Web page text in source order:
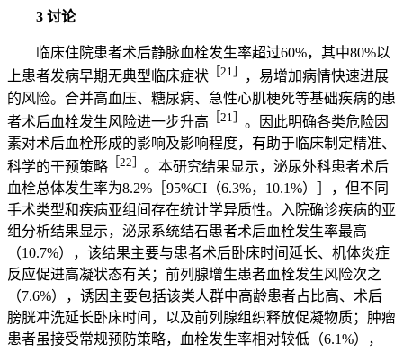
3 讨论
临床住院患者术后静脉血栓发生率超过60%，其中80%以
上患者发病早期无典型临床症状 ［21］
，易增加病情快速进展
的风险。合并高血压、糖尿病、急性心肌梗死等基础疾病的患
者术后血栓发生风险进一步升高 ［21］ 。因此明确各类危险因
素对术后血栓形成的影响及影响程度，有助于临床制定精准、
科学的干预策略 ［22］ 。本研究结果显示，泌尿外科患者术后
血栓总体发生率为8.2%［95%CI（6.3%，10.1%）］，但不同
手术类型和疾病亚组间存在统计学异质性。入院确诊疾病的亚
组分析结果显示，泌尿系统结石患者术后血栓发生率最高
（10.7%），该结果主要与患者术后卧床时间延长、机体炎症
反应促进高凝状态有关；前列腺增生患者血栓发生风险次之
（7.6%），诱因主要包括该类人群中高龄患者占比高、术后
膀胱冲洗延长卧床时间，以及前列腺组织释放促凝物质；肿瘤
患者虽接受常规预防策略，血栓发生率相对较低（6.1%），